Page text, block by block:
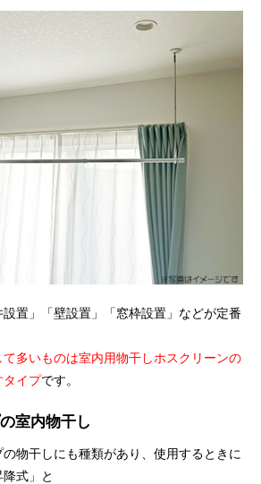
置」「壁設置」「窓枠設置」などが定番
多いものは室内用物干しホスクリーンの
タイプです。
室内物干し
物干しにも種類があり、使用するときに
式」と